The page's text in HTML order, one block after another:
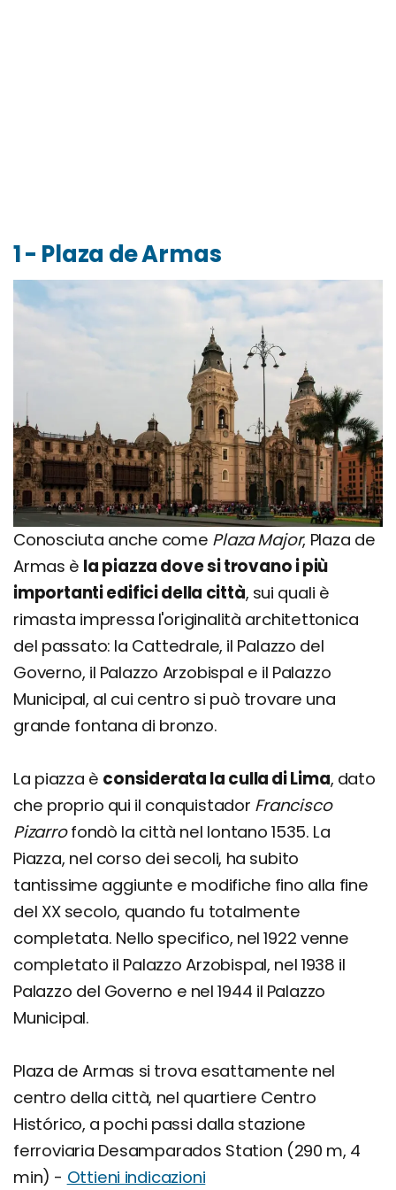
1 - Plaza de Armas
Conosciuta anche come Plaza Major, Plaza de
Armas è la piazza dove si trovano i più
importanti edifici della città, sui quali è
rimasta impressa l'originalità architettonica
del passato: la Cattedrale, il Palazzo del
Governo, il Palazzo Arzobispal e il Palazzo
Municipal, al cui centro si può trovare una
grande fontana di bronzo.
La piazza è considerata la culla di Lima, dato
che proprio qui il conquistador Francisco
Pizarrofondò la città nel lontano 1535. La
Piazza, nel corso dei secoli, ha subito
tantissime aggiunte e modifiche fino alla fine
del XX secolo, quando fu totalmente
completata. Nello specifico, nel 1922 venne
completato il Palazzo Arzobispal, nel 1938 il
Palazzo del Governo e nel 1944 il Palazzo
Municipal.
Plaza de Armas si trova esattamente nel
centro della città, nel quartiere Centro
Histórico, a pochi passi dalla stazione
ferroviaria Desamparados Station (290 m, 4
min) - Ottieni indicazioni